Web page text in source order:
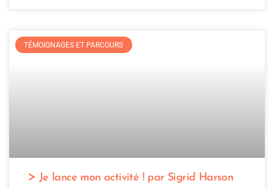
TÉMOIGNAGES ET PARCOURS
Je lance mon activité ! par Sigrid Harson